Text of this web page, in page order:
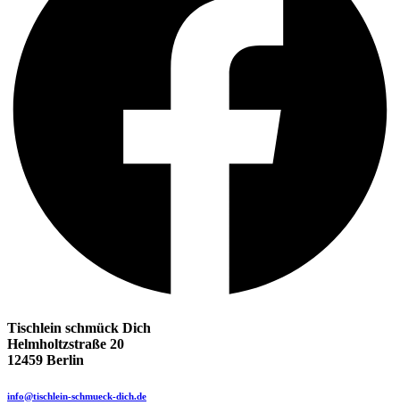
Tischlein schmück Dich
Helmholtzstraße 20
12459 Berlin
info@tischlein-schmueck-dich.de